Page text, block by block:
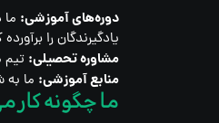
دوره‌های آموزشی:
یادگیرندگان را
مشاوره تحصیلی: تیم
منابع آموزشی: ما به
ما چگونه کار